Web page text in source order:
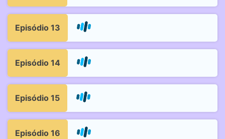
Episódio 13
Episódio 14
Episódio 15
Episódio 16